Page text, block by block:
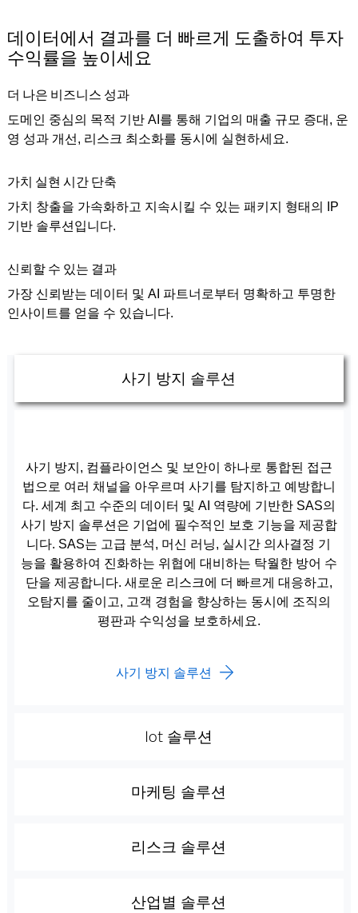
데이터에서 결과를 더 빠르게 도출하여 투자
수익률을 높이세요
더 나은 비즈니스 성과
도메인 중심의 목적 기반 AI를 통해 기업의 매출 규모 증대, 운
영 성과 개선, 리스크 최소화를 동시에 실현하세요.
가치 실현 시간 단축
가치 창출을 가속화하고 지속시킬 수 있는 패키지 형태의 IP
기반 솔루션입니다.
신뢰할 수 있는 결과
가장 신뢰받는 데이터 및 AI 파트너로부터 명확하고 투명한
인사이트를 얻을 수 있습니다.
사기 방지 솔루션
사기 방지, 컴플라이언스 및 보안이 하나로 통합된 접근
법으로 여러 채널을 아우르며 사기를 탐지하고 예방합니
다. 세계 최고 수준의 데이터 및 AI 역량에 기반한 SAS의
사기 방지 솔루션은 기업에 필수적인 보호 기능을 제공합
니다. SAS는 고급 분석, 머신 러닝, 실시간 의사결정 기
능을 활용하여 진화하는 위협에 대비하는 탁월한 방어 수
단을 제공합니다. 새로운 리스크에 더 빠르게 대응하고,
오탐지를 줄이고, 고객 경험을 향상하는 동시에 조직의
평판과 수익성을 보호하세요.
사기 방지 솔루션
Iot 솔루션
마케팅 솔루션
리스크 솔루션
산업별 솔루션